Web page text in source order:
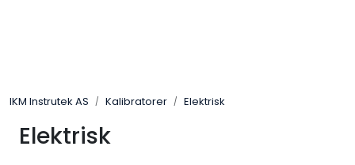
IKM Instrutek AS Kalibratorer Elektrisk
Elektrisk
Elektro